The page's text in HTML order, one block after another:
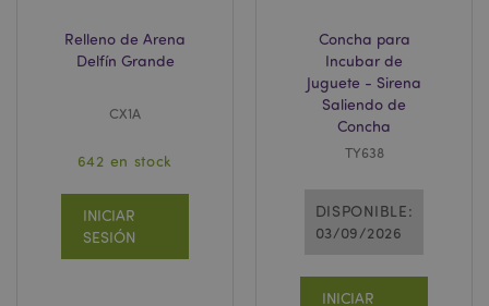
Relleno de Arena
Delfín Grande
CX1A
642 en stock
INICIAR
SESIÓN
Concha para
Incubar de
Juguete - Sirena
Saliendo de
Concha
TY638
DISPONIBLE:
03/09/2026
INICIAR
Adobe Inc.
www.puckator.es
Adobe Inc.
www.puckator.es